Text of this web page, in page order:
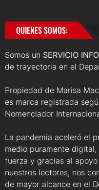
QUIENES SOMOS:
Somos un SERVICIO
de trayectoria en el
Propiedad de Marisa
es marca registrada
Nomenclador
La pandemia aceleró el
medio puramente
fuerza y gracias al
nuestros lectores, nos
de mayor alcance en el